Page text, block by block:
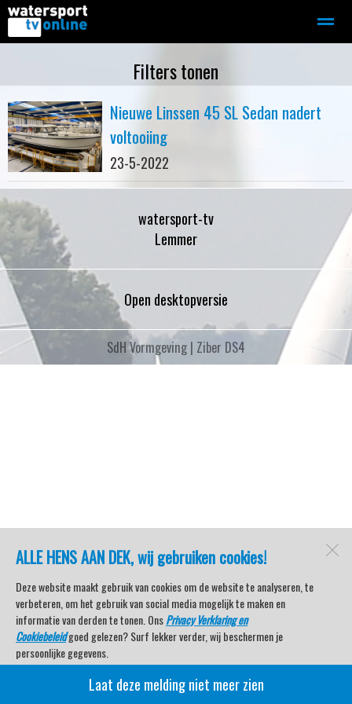
Motorboot-sloep Adverteren
Home
ALLE HENS AAN DEK, wij gebruiken cookies!
Deze website maakt gebruik van cookies om de website te analyseren, te
verbeteren, om het gebruik van social media mogelijk te maken en
informatie van derden te tonen. OnsPrivacy Verklaring en
Cookiebeleidgoed gelezen? Surf lekker verder, wij beschermen je
persoonlijke gegevens.
Veel kijkplezier met Watersport TV Beleving & Nieuws!
Laat deze melding niet meer zien
Filters tonen
Nieuwe Linssen 45 SL Sedan nadert
voltooiing
23-5-2022
watersport-tv
Lemmer
Open desktopversie
SdH Vormgeving | Ziber DS4